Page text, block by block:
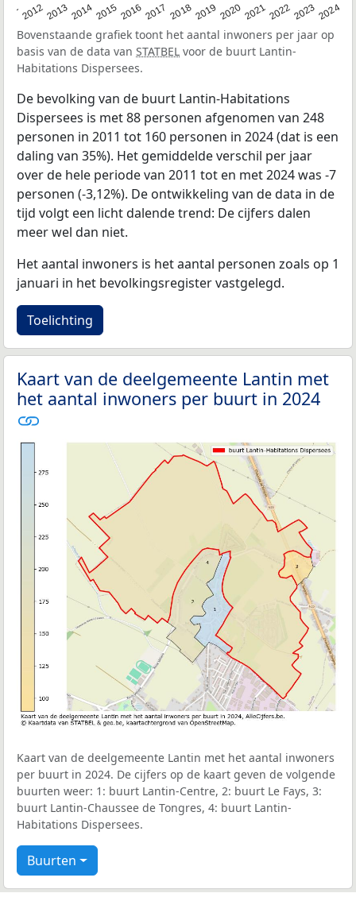
201220132014201520162017 20182019 20202021202220232024
Bovenstaande grafiek toont het aantal inwoners per jaar op
basis van de data van STATBEL voor de buurt Lantin-
Habitations Dispersees.
De bevolking van de buurt Lantin-Habitations
Dispersees is met 88 personen afgenomen van 248
personen in 2011 tot 160 personen in 2024 (dat is een
daling van 35%). Het gemiddelde verschil per jaar
over de hele periode van 2011 tot en met 2024 was -7
personen (-3,12%). De ontwikkeling van de data in de
tijd volgt een licht dalende trend: De cijfers dalen
meer wel dan niet.
Het aantal inwoners is het aantal personen zoals op 1
januari in het bevolkingsregister vastgelegd.
Toelichting
Kaart van de deelgemeente Lantin met
het aantal inwoners per buurt in 2024
Kaart van de deelgemeente Lantin met het aantal inwoners
per buurt in 2024. De cijfers op de kaart geven de volgende
buurten weer: 1: buurt Lantin-Centre, 2: buurt Le Fays, 3:
buurt Lantin-Chaussee de Tongres, 4: buurt Lantin-
Habitations Dispersees.
Buurten